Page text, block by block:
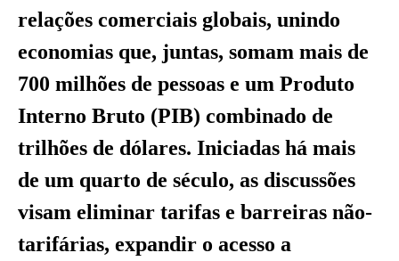
relações comerciais globais, unindo
economias que, juntas, somam mais de
700 milhões de pessoas e um Produto
Interno Bruto (PIB) combinado de
trilhões de dólares. Iniciadas há mais
de um quarto de século, as discussões
visam eliminar tarifas e barreiras não-
tarifárias, expandir o acesso a